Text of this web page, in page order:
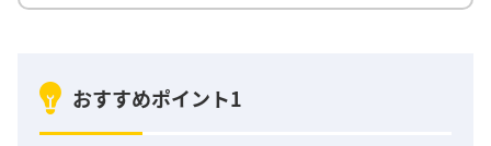
おすすめポイント1